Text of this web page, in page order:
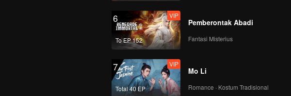
209
VIP
210
6
To EP 152
VIP
Pemberontak Abadi
Fantasi Misterius
7
Total 40 EP
VIP
Mo Li
Romance · Kostum Tradisional